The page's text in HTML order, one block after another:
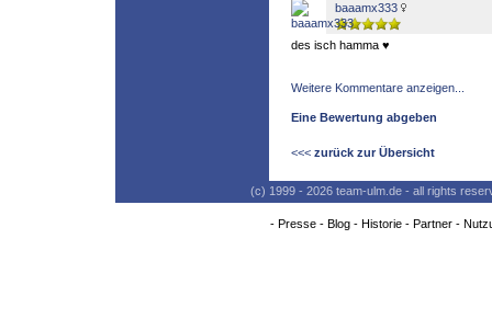
baaamx333
des isch hamma ♥
Weitere Kommentare anzeigen...
Eine Bewertung abgeben
<<< zurück zur Übersicht
(c) 1999 - 2026 team-ulm.de - all rights
- Presse- Blog- Historie- Partner-